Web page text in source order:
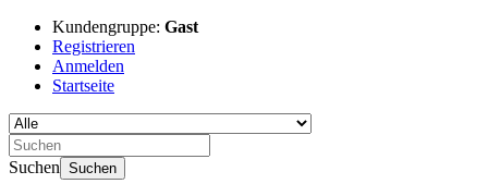
Kundengruppe: Gast
Registrieren
Anmelden
Startseite
Suchen Suchen